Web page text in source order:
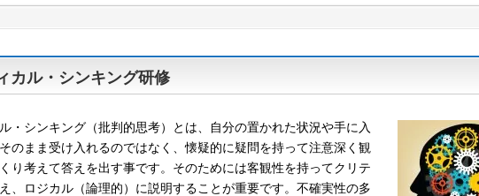
カル・シンキング研修
・シンキング（批判的思考）とは、自分の置かれた状況や手に入
のまま受け入れるのではなく、懐疑的に疑問を持って注意深く観
り考えて答えを出す事です。そのためには客観性を持ってクリテ
、ロジカル（論理的）に説明することが重要です。不確実性の多